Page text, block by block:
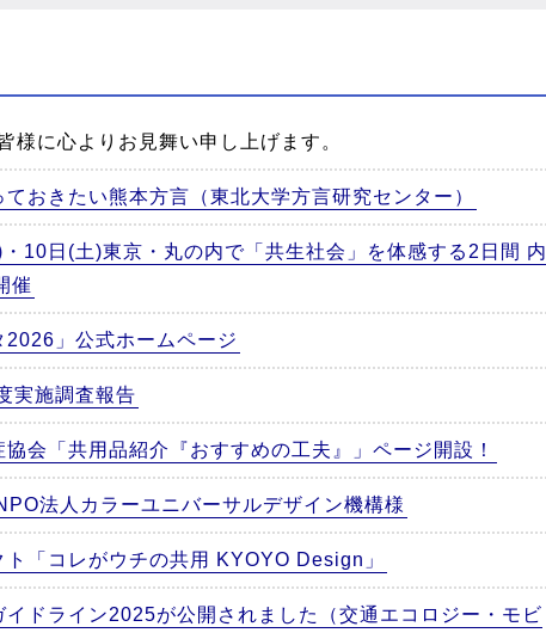
様に心よりお見舞い申し上げます。
おきたい熊本方言（東北大学方言研究センター）
10日(土)東京・丸の内で「共生社会」を体感する2日間 内
催
2026」公式ホームページ
実施調査報告
会「共用品紹介『おすすめの工夫』」ページ開設！
法人カラーユニバーサルデザイン機構様
ト「コレがウチの共用 KYOYO Design」
イドライン2025が公開されました（交通エコロジー・モビ